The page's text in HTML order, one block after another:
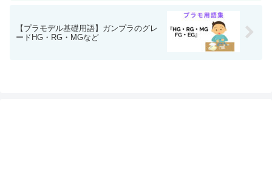
【プラモデル基礎用語】ガンプラのグレ
ードHG・RG・MGなど